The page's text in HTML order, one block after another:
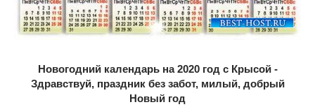
Новогодний календарь на 2020 год с Крысой -
Здравствуй, праздник без забот, милый, добрый
Новый год